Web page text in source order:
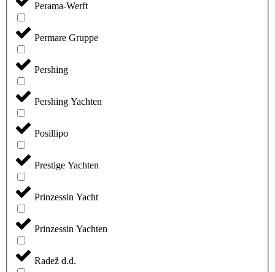
Perama-Werft
Permare Gruppe
Pershing
Pershing Yachten
Posillipo
Prestige Yachten
Prinzessin Yacht
Prinzessin Yachten
Radež d.d.